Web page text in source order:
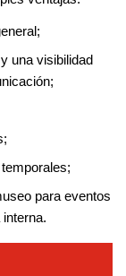
una visibilidad
para eventos